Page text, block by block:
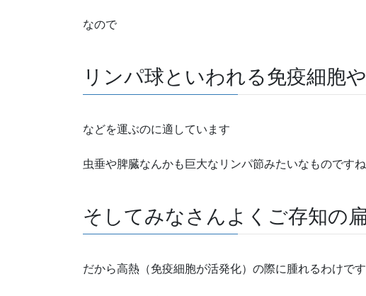
なので
リンパ球といわれる免疫細胞
などを運ぶのに適しています
虫垂や脾臓なんかも巨大なリンパ節みたいなものですね
そしてみなさんよくご存知の
だから高熱（免疫細胞が活発化）の際に腫れるわけです